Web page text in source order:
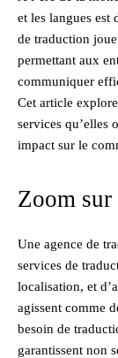
et les langues est
de traduction
permettant aux
communiquer
Cet article
services qu’elles
impact sur le
Zoom sur
Une agence de
services de
localisation, et
agissent comme
besoin de
garantissent non